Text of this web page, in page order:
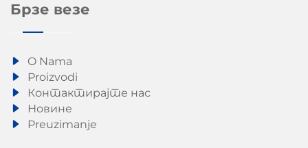
Брзе везе
O Nama
Proizvodi
Контактирајте нас
Новине
Preuzimanje